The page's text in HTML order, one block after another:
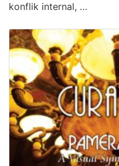
konflik internal, …